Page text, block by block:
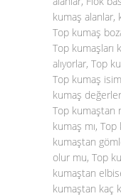
kumaş alanlar,
Top kumaş
Top kumaşları
alıyorlar, Top
Top kumaş
kumaş
Top kumaştan
kumaş mı,
kumaştan
olur mu, Top
kumaştan
kumaştan kaç